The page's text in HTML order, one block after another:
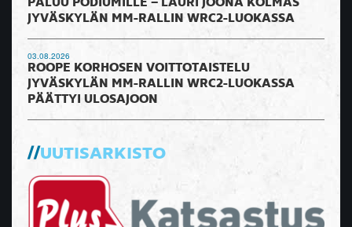
PALUU PODIUMILLE – LAURI JOONA KOLMAS
JYVÄSKYLÄN MM-RALLIN WRC2-LUOKASSA
03.08.2026
ROOPE KORHOSEN VOITTOTAISTELU
JYVÄSKYLÄN MM-RALLIN WRC2-LUOKASSA
PÄÄTTYI ULOSAJOON
UUTISARKISTO